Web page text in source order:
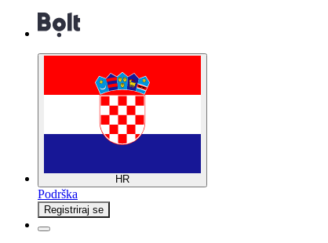
HR
Podrška
Registriraj se